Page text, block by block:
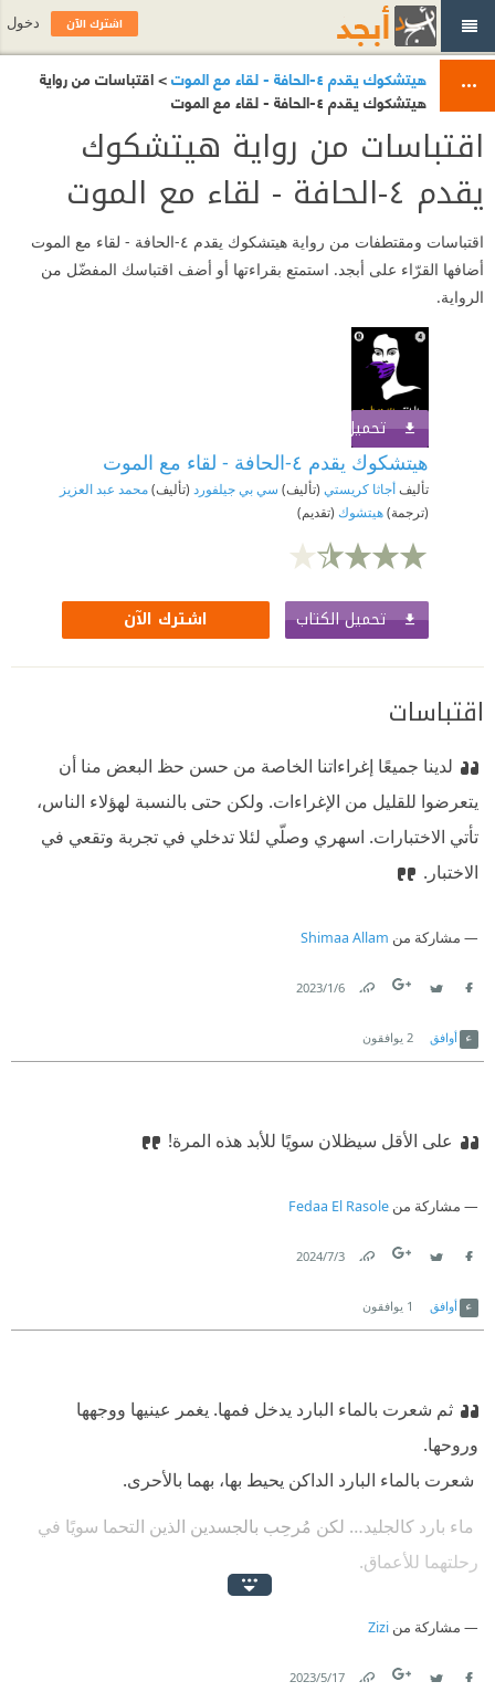
هيتشكوك يقدم ٤-الحافة - لقاء مع الموت
> اقتباسات من رواية
هيتشكوك يقدم ٤-الحافة - لقاء مع الموت
اقتباسات من رواية هيتشكوك
يقدم ٤-الحافة - لقاء مع الموت
اقتباسات ومقتطفات من رواية هيتشكوك يقدم ٤-الحافة - لقاء مع الموت
أضافها القرّاء على أبجد. استمتع بقراءتها أو أضف اقتباسك المفضّل من
الرواية.
تحميل الكتاب
هيتشكوك يقدم ٤-الحافة - لقاء مع الموت
تأليفأجاثا كريستي (تأليف) سي بي جيلفورد (تأليف)محمد عبد العزيز
(ترجمة)هيتشوك (تقديم)
تحميل الكتاب اشترك الآن
اقتباسات
لدينا جميعًا إغراءاتنا الخاصة من حسن حظ البعض منا أن
يتعرضوا للقليل من الإغراءات. ولكن حتى بالنسبة لهؤلاء الناس،
تأتي الاختبارات. اسهري وصلّي لئلا تدخلي في تجربة وتقعي في
الاختبار.
مشاركة من Shimaa Allam
6‏/1‏/2023
أوافق 2 يوافقون
على الأقل سيظلان سويًا للأبد هذه المرة!
مشاركة من Fedaa El Rasole
3‏/7‏/2024
أوافق 1 يوافقون
ثم شعرت بالماء البارد يدخل فمها. يغمر عينيها ووجهها
وروحها.
‫ شعرت بالماء البارد الداكن يحيط بها، بهما بالأحرى.
‫ ماء بارد كالجليد… لكن مُرحِب بالجسدين الذين التحما سويًا في
رحلتهما للأعماق.
مشاركة من Zizi
17‏/5‏/2023
اشترك الآن دخول